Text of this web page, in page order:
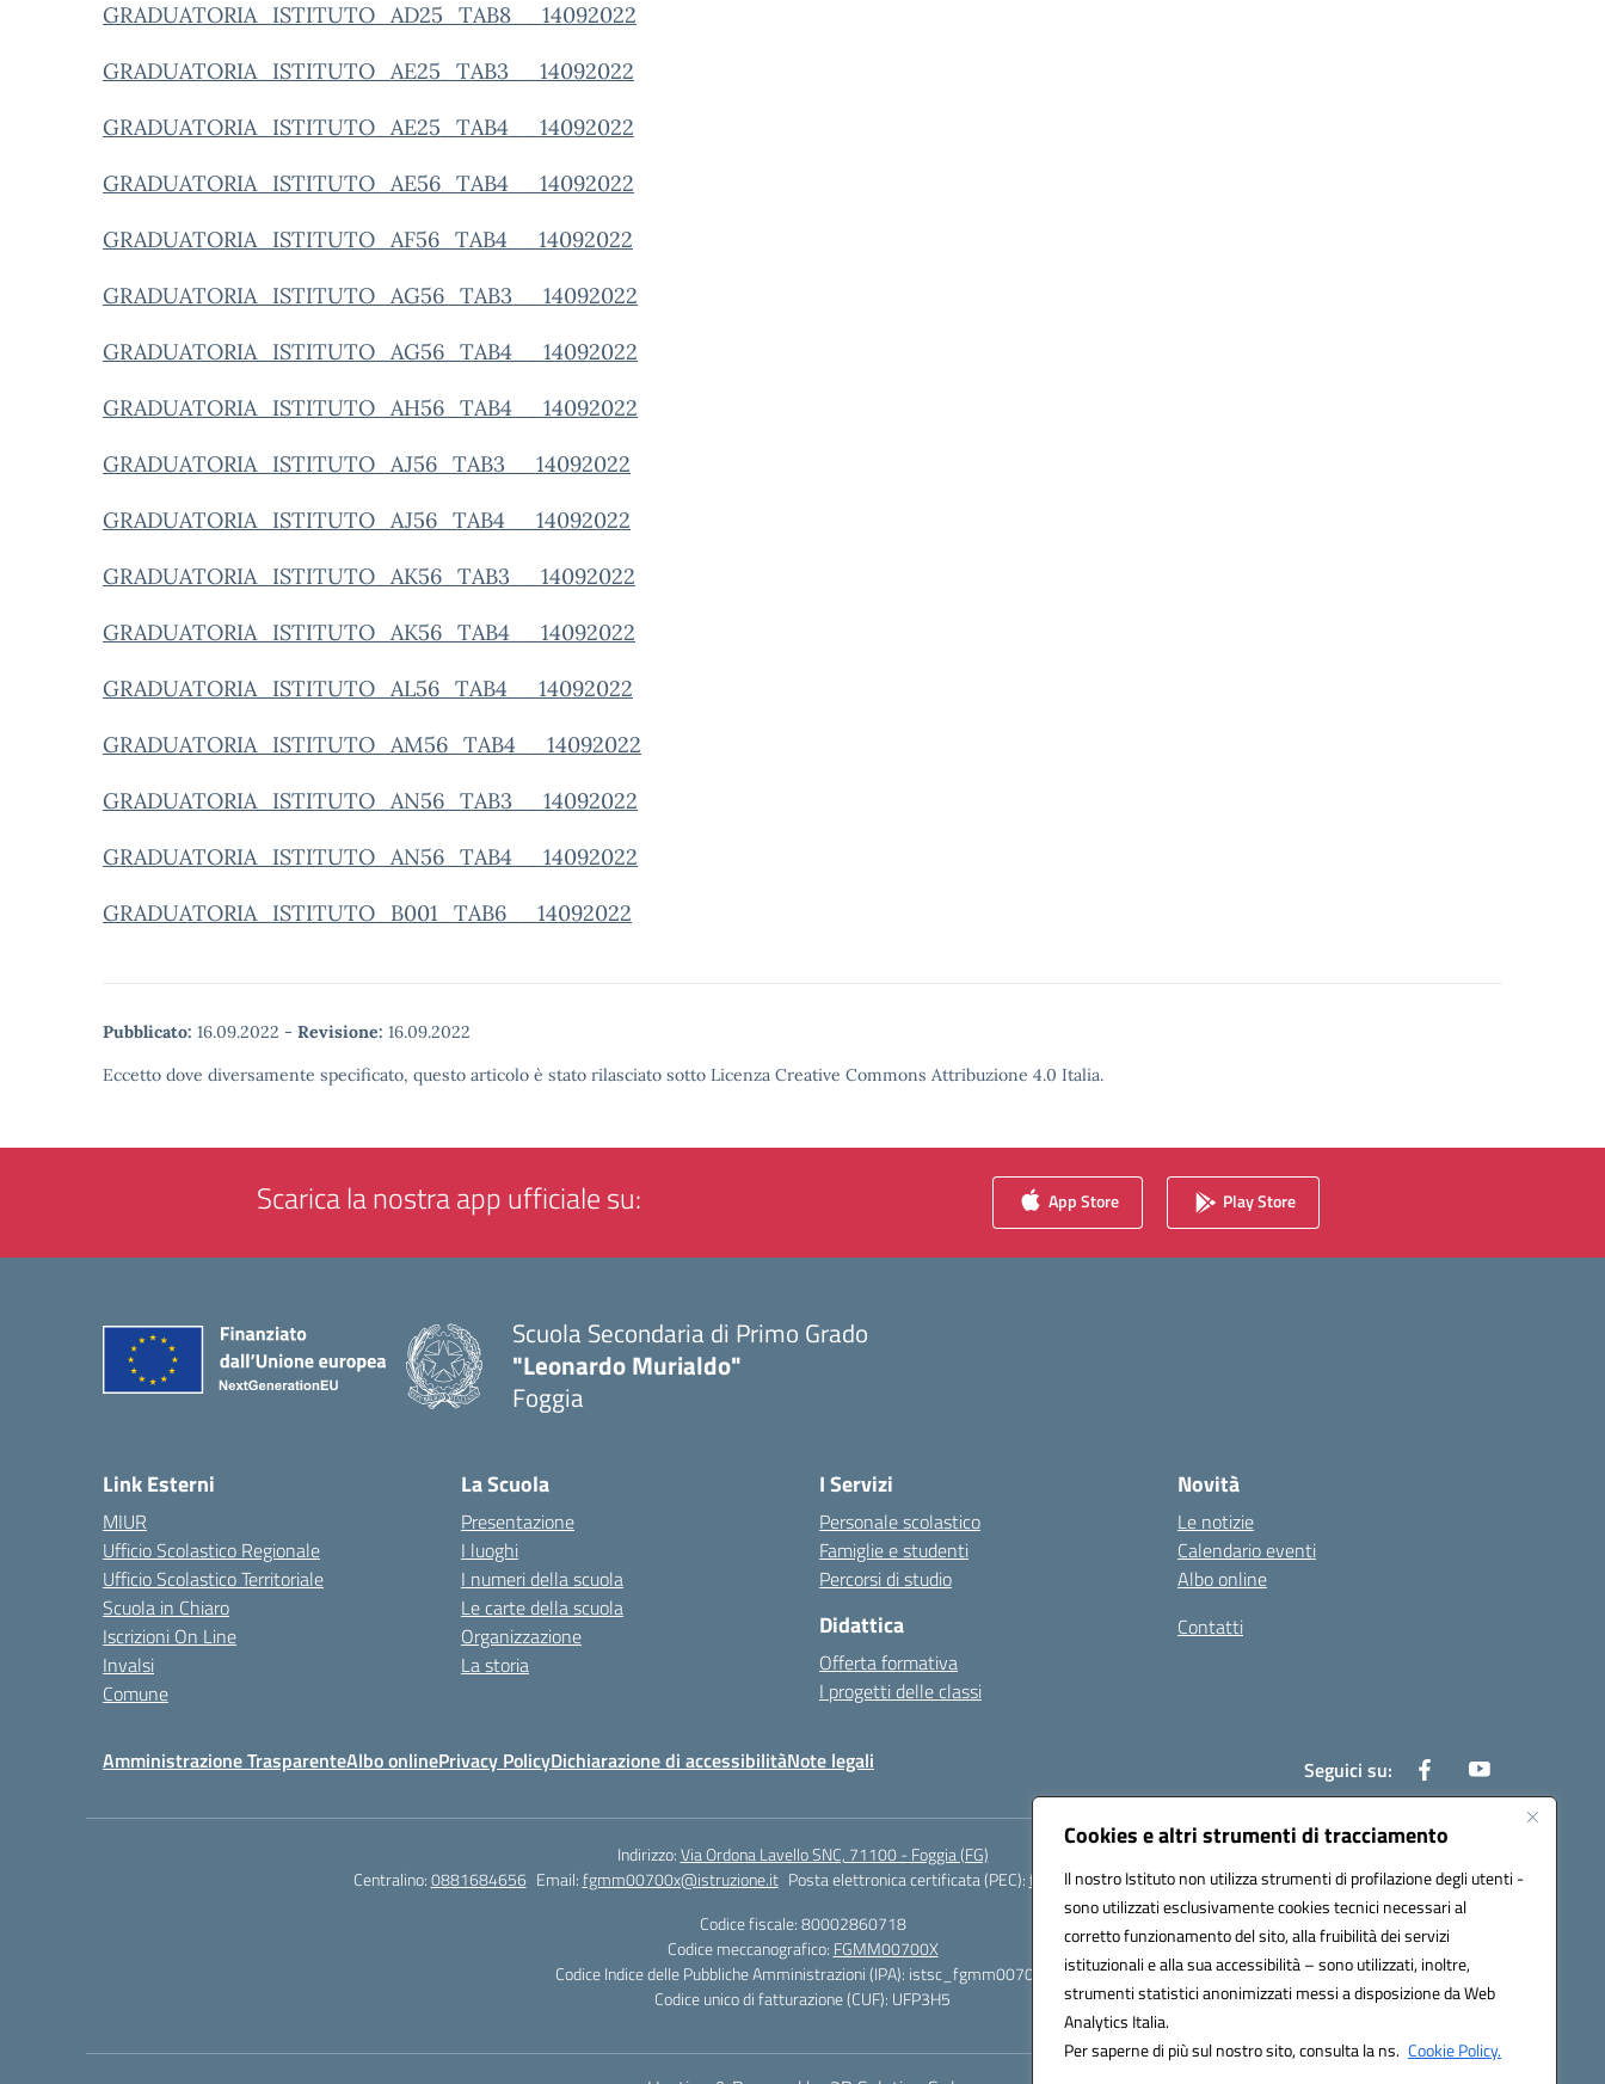
Cookies e altri strumenti di tracciamento
Il nostro Istituto non utilizza strumenti di profilazione degli utenti -
sono utilizzati esclusivamente cookies tecnici necessari al
corretto funzionamento del sito, alla fruibilità dei servizi
istituzionali e alla sua accessibilità – sono utilizzati, inoltre,
strumenti statistici anonimizzati messi a disposizione da Web
Analytics Italia.
Per saperne di più sul nostro sito, consulta la ns. Cookie Policy.
GRADUATORIA_ISTITUTO_AD25_TAB8__14092022
GRADUATORIA_ISTITUTO_AE25_TAB3__14092022
GRADUATORIA_ISTITUTO_AE25_TAB4__14092022
GRADUATORIA_ISTITUTO_AE56_TAB4__14092022
GRADUATORIA_ISTITUTO_AF56_TAB4__14092022
GRADUATORIA_ISTITUTO_AG56_TAB3__14092022
GRADUATORIA_ISTITUTO_AG56_TAB4__14092022
GRADUATORIA_ISTITUTO_AH56_TAB4__14092022
GRADUATORIA_ISTITUTO_AJ56_TAB3__14092022
GRADUATORIA_ISTITUTO_AJ56_TAB4__14092022
GRADUATORIA_ISTITUTO_AK56_TAB3__14092022
GRADUATORIA_ISTITUTO_AK56_TAB4__14092022
GRADUATORIA_ISTITUTO_AL56_TAB4__14092022
GRADUATORIA_ISTITUTO_AM56_TAB4__14092022
GRADUATORIA_ISTITUTO_AN56_TAB3__14092022
GRADUATORIA_ISTITUTO_AN56_TAB4__14092022
GRADUATORIA_ISTITUTO_B001_TAB6__14092022
Pubblicato: 16.09.2022 - Revisione: 16.09.2022
Eccetto dove diversamente specificato, questo articolo è stato rilasciato sotto Licenza Creative Commons Attribuzione 4.0 Italia.
Scarica la nostra app ufficiale su: App Store Play Store
Scuola Secondaria di Primo Grado
"Leonardo Murialdo"
Foggia
Link Esterni
MIUR
Ufficio Scolastico Regionale
Ufficio Scolastico Territoriale
Scuola in Chiaro
Iscrizioni On Line
Invalsi
Comune
La Scuola
Presentazione
I luoghi
I numeri della scuola
Le carte della scuola
Organizzazione
La storia
I Servizi
Personale scolastico
Famiglie e studenti
Percorsi di studio
Didattica
Offerta formativa
I progetti delle classi
Novità
Le notizie
Calendario eventi
Albo online
Contatti
Amministrazione TrasparenteAlbo onlinePrivacy PolicyDichiarazione di accessibilitàNote legali Seguici su:
Indirizzo:Via Ordona Lavello SNC, 71100 - Foggia (FG)
Centralino:0881684656 Email:fgmm00700x@istruzione.it Posta elettronica certificata (PEC):fgmm00700x@pec.istruzione.it
Codice fiscale: 80002860718
Codice meccanografico: FGMM00700X
Codice Indice delle Pubbliche Amministrazioni (IPA): istsc_fgmm00700x
Codice unico di fatturazione (CUF): UFP3H5